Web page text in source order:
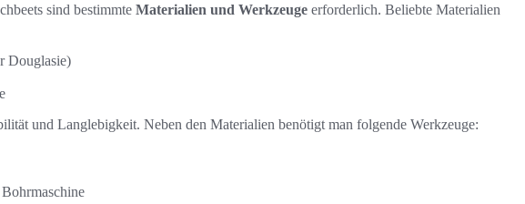
sind bestimmte Materialien und Werkzeuge erforderlich. Beliebte Materialien
Douglasie)
und Langlebigkeit. Neben den Materialien benötigt man folgende Werkzeuge: